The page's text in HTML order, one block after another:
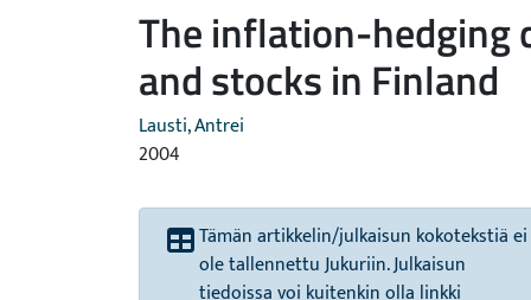
The inflation-hedging
and stocks in Finland
Lausti, Antrei
2004
Tämän artikkelin/julkaisun kokotekstiä ei
ole tallennettu Jukuriin. Julkaisun
tiedoissa voi kuitenkin olla linkki